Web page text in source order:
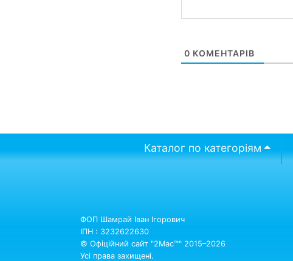
0 КОМЕНТАРІВ
Каталог по категоріям
ФОП Шамрай Іван Ігорович
ІПН : 3232622630
© Офіційний сайт "2Mac™" 2015–2026
Усі права захищені.